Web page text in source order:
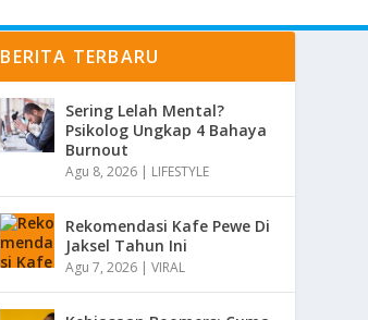
BERITA TERBARU
Sering Lelah Mental?
Psikolog Ungkap 4 Bahaya
Burnout
Agu 8, 2026 | LIFESTYLE
Rekomendasi Kafe Pewe Di
Jaksel Tahun Ini
Agu 7, 2026 |VIRAL